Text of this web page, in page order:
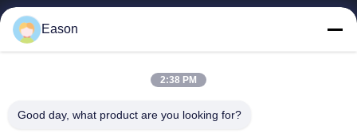
공장 투어
연락처
Eason
2:38 PM
Good day, what product are you looking for?